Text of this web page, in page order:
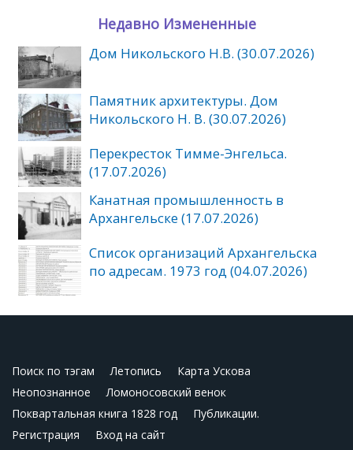
Недавно Измененные
Дом Никольского Н.В. (30.07.2026)
Памятник архитектуры. Дом
Никольского Н. В. (30.07.2026)
Перекресток Тимме-Энгельса.
(17.07.2026)
Канатная промышленность в
Архангельске (17.07.2026)
Список организаций Архангельска
по адресам. 1973 год (04.07.2026)
Поиск по тэгам Летопись
Карта Ускова
Неопознанное
Ломоносовский венок
Поквартальная книга 1828 год
Публикации.
Регистрация
Вход на сайт